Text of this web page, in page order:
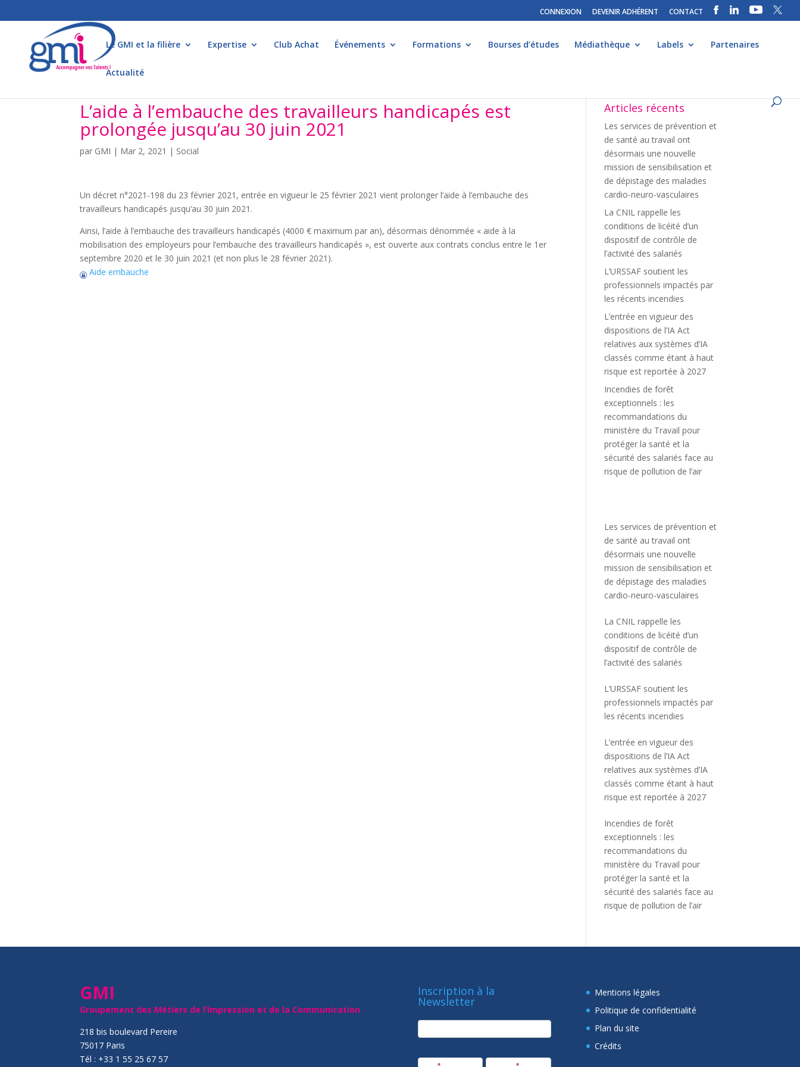
CONNEXION DEVENIR ADHÉRENT CONTACT
Le GMI et la filière Expertise Club Achat Événements Formations Bourses d’études Médiathèque Labels Partenaires
Actualité
L’aide à l’embauche des travailleurs handicapés est
prolongée jusqu’au 30 juin 2021
par GMI | Mar 2, 2021 | Social
Un décret n°2021-198 du 23 février 2021, entrée en vigueur le 25 février 2021 vient prolonger l’aide à l’embauche des
travailleurs handicapés jusqu’au 30 juin 2021.
Ainsi, l’aide à l’embauche des travailleurs handicapés (4000 € maximum par an), désormais dénommée « aide à la
mobilisation des employeurs pour l’embauche des travailleurs handicapés », est ouverte aux contrats conclus entre le 1er
septembre 2020 et le 30 juin 2021 (et non plus le 28 février 2021).
Aide embauche
Articles récents
Les services de prévention et
de santé au travail ont
désormais une nouvelle
mission de sensibilisation et
de dépistage des maladies
cardio-neuro-vasculaires
La CNIL rappelle les
conditions de licéité d’un
dispositif de contrôle de
l’activité des salariés
L’URSSAF soutient les
professionnels impactés par
les récents incendies
L’entrée en vigueur des
dispositions de l’IA Act
relatives aux systèmes d’IA
classés comme étant à haut
risque est reportée à 2027
Incendies de forêt
exceptionnels : les
recommandations du
ministère du Travail pour
protéger la santé et la
sécurité des salariés face au
risque de pollution de l’air
Les services de prévention et
de santé au travail ont
désormais une nouvelle
mission de sensibilisation et
de dépistage des maladies
cardio-neuro-vasculaires
La CNIL rappelle les
conditions de licéité d’un
dispositif de contrôle de
l’activité des salariés
L’URSSAF soutient les
professionnels impactés par
les récents incendies
L’entrée en vigueur des
dispositions de l’IA Act
relatives aux systèmes d’IA
classés comme étant à haut
risque est reportée à 2027
Incendies de forêt
exceptionnels : les
recommandations du
ministère du Travail pour
protéger la santé et la
sécurité des salariés face au
risque de pollution de l’air
GMI
Groupement des Métiers de l’Impression et de la Communication
218 bis boulevard Pereire
75017 Paris
Tél : +33 1 55 25 67 57
Inscription à la
Newsletter
newsletter
Mentions légales
Politique de confidentialité
Plan du site
Crédits